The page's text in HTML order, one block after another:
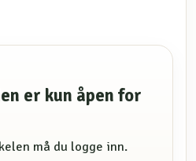
er kun åpen for
må du logge inn.